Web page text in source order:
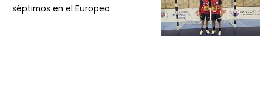
séptimos en el Europeo